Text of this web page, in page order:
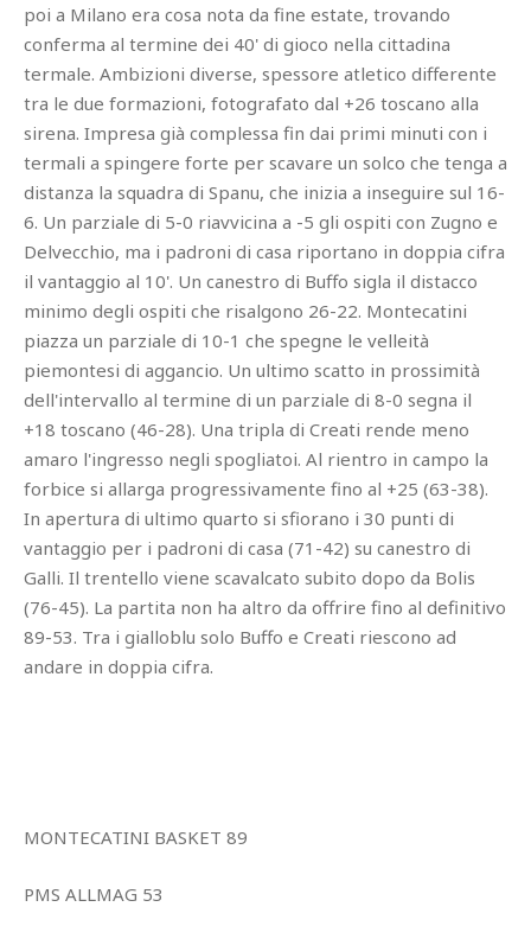
poi a Milano era cosa nota da fine estate, trovando
conferma al termine dei 40' di gioco nella cittadina
termale. Ambizioni diverse, spessore atletico differente
tra le due formazioni, fotografato dal +26 toscano alla
sirena. Impresa già complessa fin dai primi minuti con i
termali a spingere forte per scavare un solco che tenga a
distanza la squadra di Spanu, che inizia a inseguire sul 16-
6. Un parziale di 5-0 riavvicina a -5 gli ospiti con Zugno e
Delvecchio, ma i padroni di casa riportano in doppia cifra
il vantaggio al 10'. Un canestro di Buffo sigla il distacco
minimo degli ospiti che risalgono 26-22. Montecatini
piazza un parziale di 10-1 che spegne le velleità
piemontesi di aggancio. Un ultimo scatto in prossimità
dell'intervallo al termine di un parziale di 8-0 segna il
+18 toscano (46-28). Una tripla di Creati rende meno
amaro l'ingresso negli spogliatoi. Al rientro in campo la
forbice si allarga progressivamente fino al +25 (63-38).
In apertura di ultimo quarto si sfiorano i 30 punti di
vantaggio per i padroni di casa (71-42) su canestro di
Galli. Il trentello viene scavalcato subito dopo da Bolis
(76-45). La partita non ha altro da offrire fino al definitivo
89-53. Tra i gialloblu solo Buffo e Creati riescono ad
andare in doppia cifra.
MONTECATINI BASKET 89
PMS ALLMAG 53